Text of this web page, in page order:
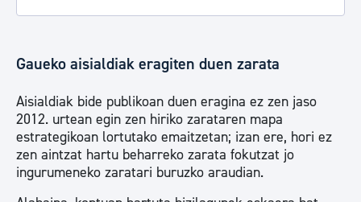
Gaueko aisialdiak eragiten duen zarata
Aisialdiak bide publikoan duen eragina ez zen jaso
2012. urtean egin zen hiriko zarataren mapa
estrategikoan lortutako emaitzetan; izan ere, hori ez
zen aintzat hartu beharreko zarata fokutzat jo
ingurumeneko zaratari buruzko araudian.